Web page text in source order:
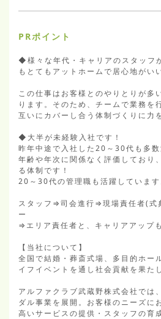
PRポイント
◆様々な年代・キャリアのスタッフ
もとてもアットホームで居心地がい
この仕事はお客様とのやりとりが多
ります。そのため、チームで業務を
互いにカバーし合う体制づくりに力
◆大半が未経験入社です！
昨年中途で入社した20～30代も多数
年齢や年次に関係なく評価しており
る体制です！
20～30代の管理職も活躍しています
スタッフ⇒司会進行⇒現場責任者(式
ー
⇒エリア責任者と、キャリアアップ
【当社について】
全国で結婚・葬斎式場、多目的ホー
イフイベントを通し社会貢献を果た
アルファクラブ武蔵野株式会社では
ダル事業を展開。お客様のニーズに
高いサービスの提供・スタッフの育